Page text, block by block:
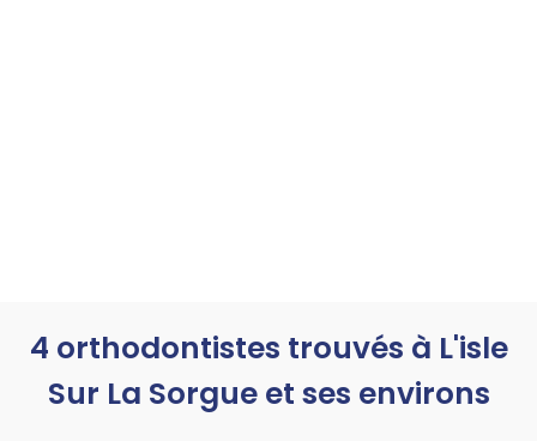
4 orthodontistes trouvés à L'isle
Sur La Sorgue et ses environs